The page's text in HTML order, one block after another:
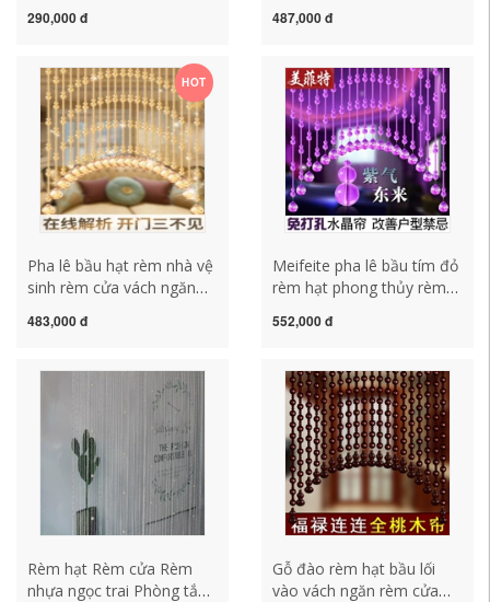
vách ngăn rèm chống
phòng khách hộ gia đình
nhà vệ sinh bằng nhựa
rèm hạt phòng thờ
290,000 đ
tắm bán treo treo trang trí
cửa tủ giày màn hình rèm
hạt gỗ
487,000 đ
HOT
Pha lê bầu hạt rèm nhà vệ
sinh rèm cửa vách ngăn
đã hoàn thành rèm phòng
nhựa kết tranh
483,000 đ
Meifeite pha lê bầu tím đỏ
rèm hạt phong thủy rèm
rèm treo cửa rèm phòng
552,000 đ
Rèm hạt Rèm cửa Rèm
nhựa ngọc trai Phòng tắm
Gỗ đào rèm hạt bầu lối
vào vách ngăn rèm cửa